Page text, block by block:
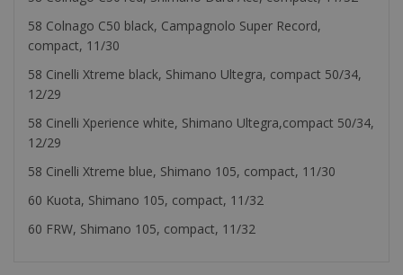
58 Colnago C50 black, Campagnolo Super Record,
compact, 11/30
58 Cinelli Xtreme black, Shimano Ultegra, compact 50/34,
12/29
58 Cinelli Xperience white, Shimano Ultegra,compact 50/34,
12/29
58 Cinelli Xtreme blue, Shimano 105, compact, 11/30
60 Kuota, Shimano 105, compact, 11/32
60 FRW, Shimano 105, compact, 11/32